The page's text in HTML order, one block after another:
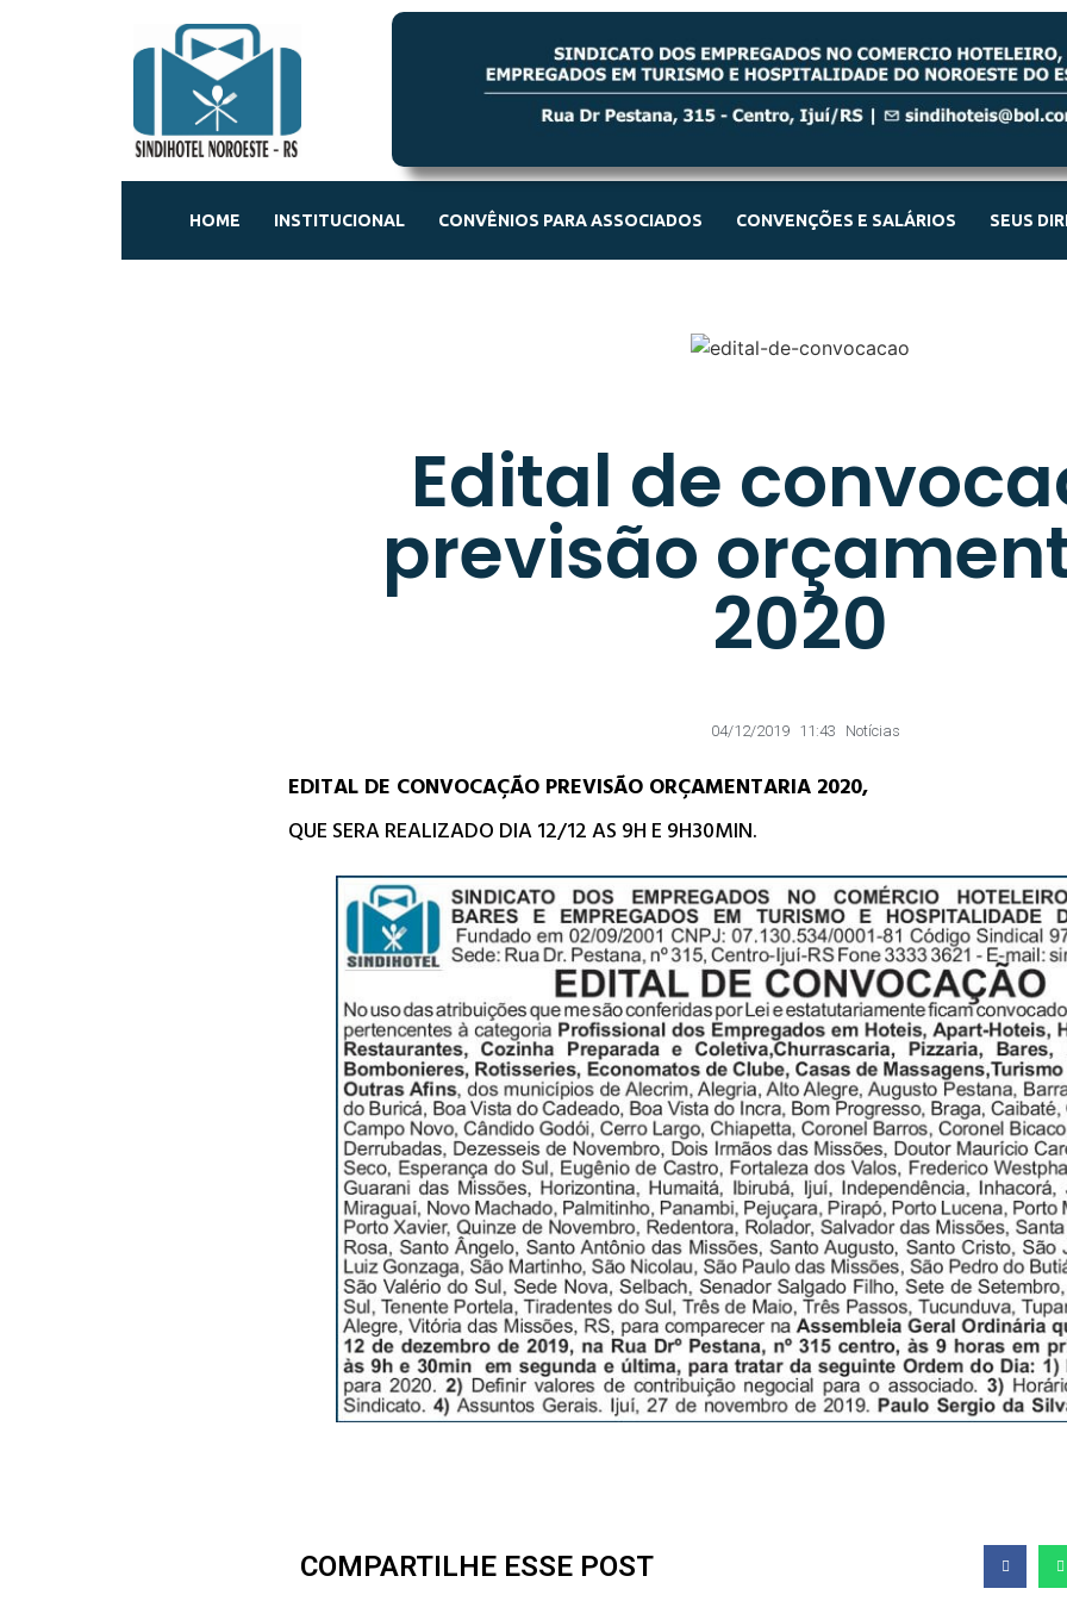
HOME INSTITUCIONAL CONVÊNIOS PARA ASSOCIADOS CONVENÇÕES E SALÁRIOS SEUS
Edital de
previsão
2020
04/12/2019 11:43 Notícias
EDITAL DE CONVOCAÇÃO PREVISÃO ORÇAMENTARIA 2020,
QUE SERA REALIZADO DIA 12/12 AS 9H E 9H30MIN.
COMPARTILHE ESSE POST